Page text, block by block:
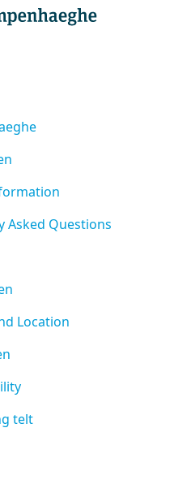
Asked Questions
Location
telt